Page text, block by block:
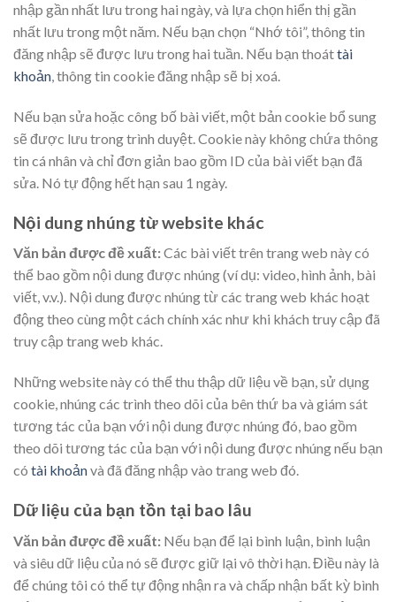
nhập gần nhất lưu trong hai ngày, và lựa chọn hiển thị gần
nhất lưu trong một năm. Nếu bạn chọn “Nhớ tôi”, thông tin
đăng nhập sẽ được lưu trong hai tuần. Nếu bạn thoáttài
khoản, thông tin cookie đăng nhập sẽ bị xoá.
Nếu bạn sửa hoặc công bố bài viết, một bản cookie bổ sung
sẽ được lưu trong trình duyệt. Cookie này không chứa thông
tin cá nhân và chỉ đơn giản bao gồm ID của bài viết bạn đã
sửa. Nó tự động hết hạn sau 1 ngày.
Nội dung nhúng từ website khác
Văn bản được đề xuất:Các bài viết trên trang web này có
thể bao gồm nội dung được nhúng (ví dụ: video, hình ảnh, bài
viết, v.v.). Nội dung được nhúng từ các trang web khác hoạt
động theo cùng một cách chính xác như khi khách truy cập đã
truy cập trang web khác.
Những website này có thể thu thập dữ liệu về bạn, sử dụng
cookie, nhúng các trình theo dõi của bên thứ ba và giám sát
tương tác của bạn với nội dung được nhúng đó, bao gồm
theo dõi tương tác của bạn với nội dung được nhúng nếu bạn
có tài khoảnvà đã đăng nhập vào trang web đó.
Dữ liệu của bạn tồn tại bao lâu
Văn bản được đề xuất: Nếu bạn để lại bình luận, bình luận
và siêu dữ liệu của nó sẽ được giữ lại vô thời hạn. Điều này là
để chúng tôi có thể tự động nhận ra và chấp nhận bất kỳ bình